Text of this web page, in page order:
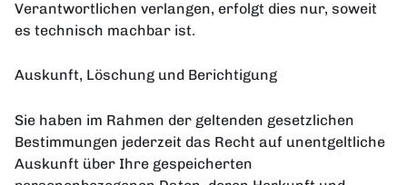
Verantwortlichen verlangen, erfolgt dies nur, soweit
es technisch machbar ist.
Auskunft, Löschung und Berichtigung
Sie haben im Rahmen der geltenden gesetzlichen
Bestimmungen jederzeit das Recht auf unentgeltliche
Auskunft über Ihre gespeicherten